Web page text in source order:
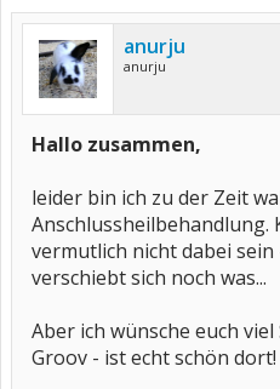
anurju
anurju
Hallo zusammen,
leider bin ich zu der Zeit
Anschlussheilbehandlung.
vermutlich nicht dabei sein
verschiebt sich noch was...
Aber ich wünsche euch
Groov - ist echt schön dort!